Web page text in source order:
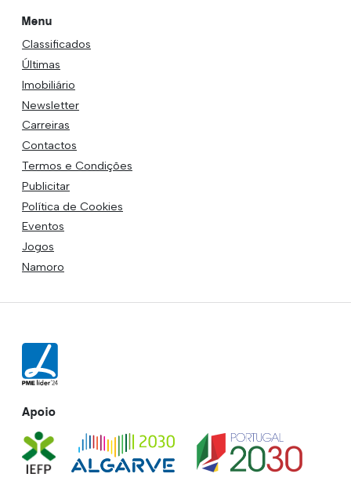
Menu
Classificados
Últimas
Imobiliário
Newsletter
Carreiras
Contactos
Termos e Condições
Publicitar
Política de Cookies
Eventos
Jogos
Namoro
Apoio